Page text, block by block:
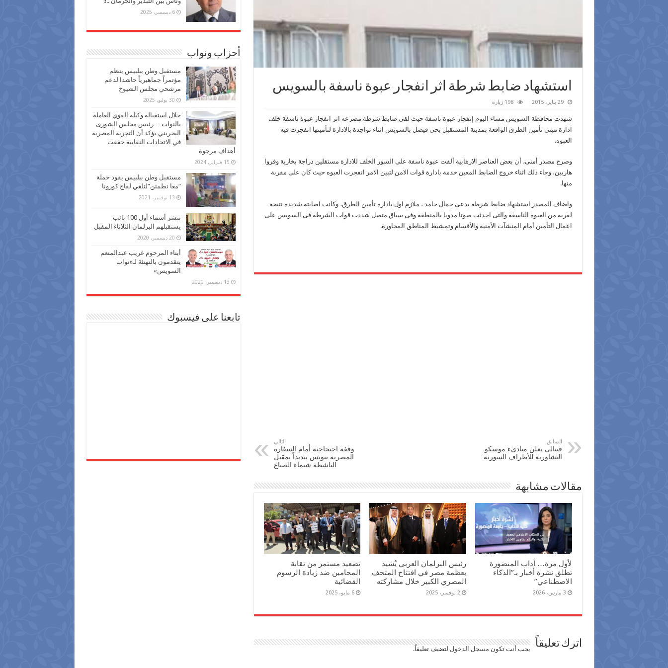
استشهاد ضابط شرطة اثر انفجار عبوة ناسفة بالسويس
29 يناير، 2015 198 زيارة
شهدت محافظة السويس مساء اليوم إنفجار عبوة ناسفة حيث لقى ضابط شرطة مصرعه اثر انفجار عبوة ناسفة خلف
ادارة مبنى تأمين الطرق الواقعة بمدينة المستقبل بحى فيصل بالسويس اثناء تواجدة بالادارة لتأمينها انفجرت فيه
العبوه.
وصرح مصدر أمنى، أن بعض العناصر الارهابية ألقت عبوة ناسفة على السور الخلف للادارة مستقلين دراجة بخارية وفروا
هاربين، وجاء ذلك اثناء خروج الضابط المعين خدمة بادارة قوات الامن لتبين الامر انفجرت العبوه حيث كان على مقربة
منها.
واضاف المصدر استشهاد ضابط شرطة يدعى جمال حامد ، ملازم اول بادارة تأمين الطرق، وكانت اصابته شديده نتيحة
لقربه من العبوة الناسفة والتى احدثت صوتا مدويا بالمنطقة وفى سياق متصل شددت قوات الشرطة فى السويس على
اعمال التأمين أمام المنشآت الأمنية والأقسام وتمشيط المناطق المجاورة.
السابق
فيتالى يعلن مبادىء موسكو
التشاورية للأطراف السورية
التالي
وقفة احتجاجية أمام السفارة
المصرية بتونس تنديداً بمقتل
الناشطة ‫‏شيماء الصباغ‬
مقالات مشابهة
لأول مرة… أداب المنضورة
تطلق نشرة أخبار بـ”الذكاء
الاصطناعي”
3 مارس، 2026
رئيس البرلمان العربي يُشيد
بعظمة مصر في افتتاح المتحف
المصري الكبير خلال مشاركته
2 نوفمبر، 2025
تصعيد مستمر من نقابة
المحامين ضد زيادة الرسوم
القضائية
6 مايو، 2025
اترك تعليقاً يجب أنت تكون مسجل الدخول لتضيف تعليقاً.
6 ديسمبر، 2025
أحزاب ونواب
مستقبل وطن ببلبيس ينظم
مؤتمراً جماهيرياً حاشدا لدعم
مرشحي مجلس الشيوخ
30 يوليو، 2025
خلال استقباله وكيلة القوي العاملة
بالنواب… رئيس مجلس الشورى
البحريني يؤكد أن التجربة المصرية
في الاتحادات النقابية حققت
أهداف مرجوة
15 فبراير، 2024
مستقبل وطن ببلبيس يقود حملة
“معا نطمئن”لتلقي لقاح كورونا
13 نوفمبر، 2021
ننشر أسماء أول 100 نائب
يستقبلهم البرلمان الثلاثاء المقبل
20 ديسمبر، 2020
أبناء المرحوم غريب عبدالمنعم
يتقدمون بالتهنئة لـ«نواب
السويس»
13 ديسمبر، 2020
تابعنا على فيسبوك